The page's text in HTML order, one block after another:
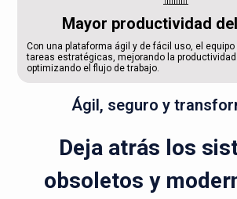
Mayor productividad
Con una plataforma ágil y de fácil uso, el
tareas estratégicas, mejorando la
optimizando el flujo de trabajo.
Ágil, seguro y
Deja atrás los
obsoletos y